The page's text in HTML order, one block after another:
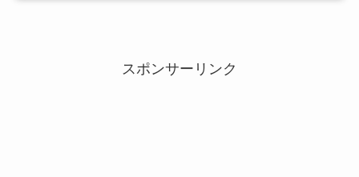
スポンサーリンク